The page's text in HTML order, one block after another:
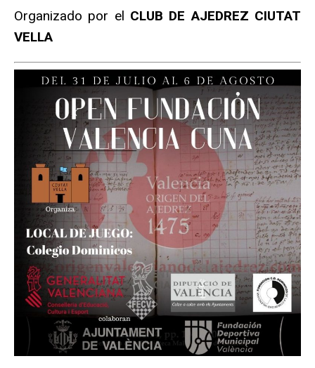
Organizado por el CLUB DE AJEDREZ CIUTAT
VELLA